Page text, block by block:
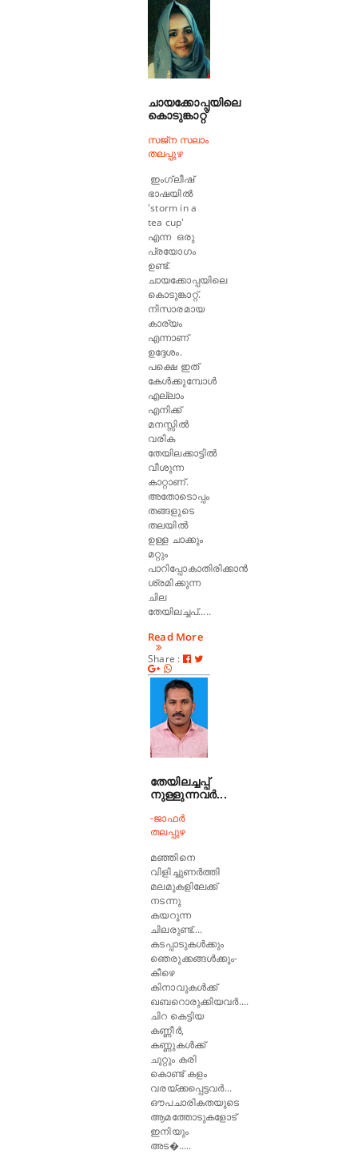
ചായക്കോപ്പയിലെ
കൊടുങ്കാറ്റ്
സജ്‌ന സലാം
തലപ്പുഴ
ഇംഗ്ലീഷ്
ഭാഷയിൽ
'storm in a
tea cup'
എന്ന ഒരു
പ്രയോഗം
ഉണ്ട്.
ചായക്കോപ്പയിലെ
കൊടുങ്കാറ്റ്.
നിസാരമായ
കാര്യം
എന്നാണ്
ഉദ്ദേശം.
പക്ഷെ ഇത്
കേൾക്കുമ്പോൾ
എല്ലാം
എനിക്ക്
മനസ്സിൽ
വരിക
തേയിലക്കാട്ടിൽ
വീശുന്ന
കാറ്റാണ്.
അതോടൊപ്പം
തങ്ങളുടെ
തലയിൽ
ഉള്ള ചാക്കും
മറ്റും
പാറിപ്പോകാതിരിക്കാൻ
ശ്രമിക്കുന്ന
ചില
തേയിലച്ചപ്.....
Read More
Share :
തേയിലച്ചപ്പ്
നുള്ളുന്നവർ...
-ജാഫർ
തലപ്പുഴ
മഞ്ഞിനെ
വിളിച്ചുണർത്തി
മലമുകളിലേക്ക്
നടന്നു
കയറുന്ന
ചിലരുണ്ട്....
കടപ്പാടുകൾക്കും
ഞെരുക്കങ്ങൾക്കും-
കീഴെ
കിനാവുകൾക്ക്
ഖബറൊരുക്കിയവർ....
ചിറ കെട്ടിയ
കണ്ണീർ,
കണ്ണുകൾക്ക്
ചുറ്റും കരി
കൊണ്ട് കളം
വരയ്ക്കപ്പെട്ടവർ...
ഔപചാരികതയുടെ
ആമത്തോടുകളോട്
ഇനിയും
അട�.....